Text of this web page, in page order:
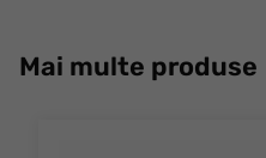
Mai multe produse